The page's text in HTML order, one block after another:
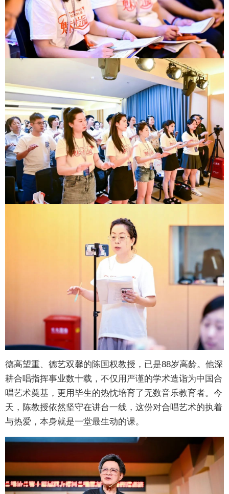
德高望重、德艺双馨的陈国权教授，已是88岁高龄。他深
耕合唱指挥事业数十载，不仅用严谨的学术造诣为中国合
唱艺术奠基，更用毕生的热忱培育了无数音乐教育者。今
天，陈教授依然坚守在讲台一线，这份对合唱艺术的执着
与热爱，本身就是一堂最生动的课。